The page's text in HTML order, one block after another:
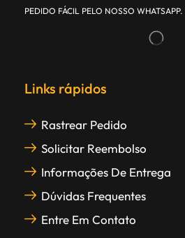
PEDIDO FÁCIL PELO NOSSO WHATSAPP.
Links rápidos
Rastrear Pedido
Solicitar Reembolso
Informações De Entrega
Dúvidas Frequentes
Entre Em Contato